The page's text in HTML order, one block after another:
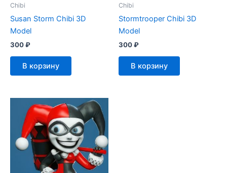
Chibi
Susan Storm Chibi 3D
Model
300₽
В корзину
Chibi
Stormtrooper Chibi 3D
Model
300₽
В корзину